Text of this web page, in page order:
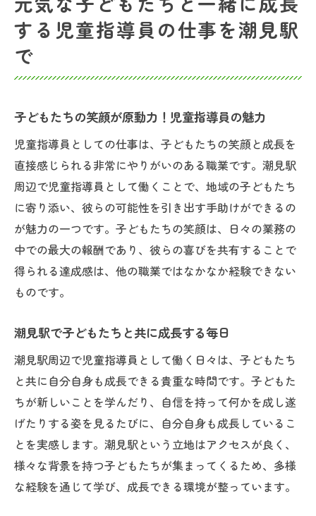
する児童指導員の仕事を潮見駅
で
子どもたちの笑顔が原動力！児童指導員の魅力
児童指導員としての仕事は、子どもたちの笑顔と成長を
直接感じられる非常にやりがいのある職業です。潮見駅
周辺で児童指導員として働くことで、地域の子どもたち
に寄り添い、彼らの可能性を引き出す手助けができるの
が魅力の一つです。子どもたちの笑顔は、日々の業務の
中での最大の報酬であり、彼らの喜びを共有することで
得られる達成感は、他の職業ではなかなか経験できない
ものです。
潮見駅で子どもたちと共に成長する毎日
潮見駅周辺で児童指導員として働く日々は、子どもたち
と共に自分自身も成長できる貴重な時間です。子どもた
ちが新しいことを学んだり、自信を持って何かを成し遂
げたりする姿を見るたびに、自分自身も成長しているこ
とを実感します。潮見駅という立地はアクセスが良く、
様々な背景を持つ子どもたちが集まってくるため、多様
な経験を通じて学び、成長できる環境が整っています。